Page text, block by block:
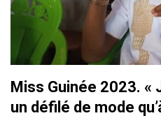
Miss Guinée 2023. «
un défilé de mode